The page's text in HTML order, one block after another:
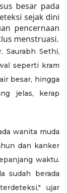
besar pada
sejak dini
pencernaan
menstruasi.
Saurabh Sethi,
seperti kram
besar, hingga
jelas, kerap
wanita muda
dan kanker
waktu.
sudah berada
ujar